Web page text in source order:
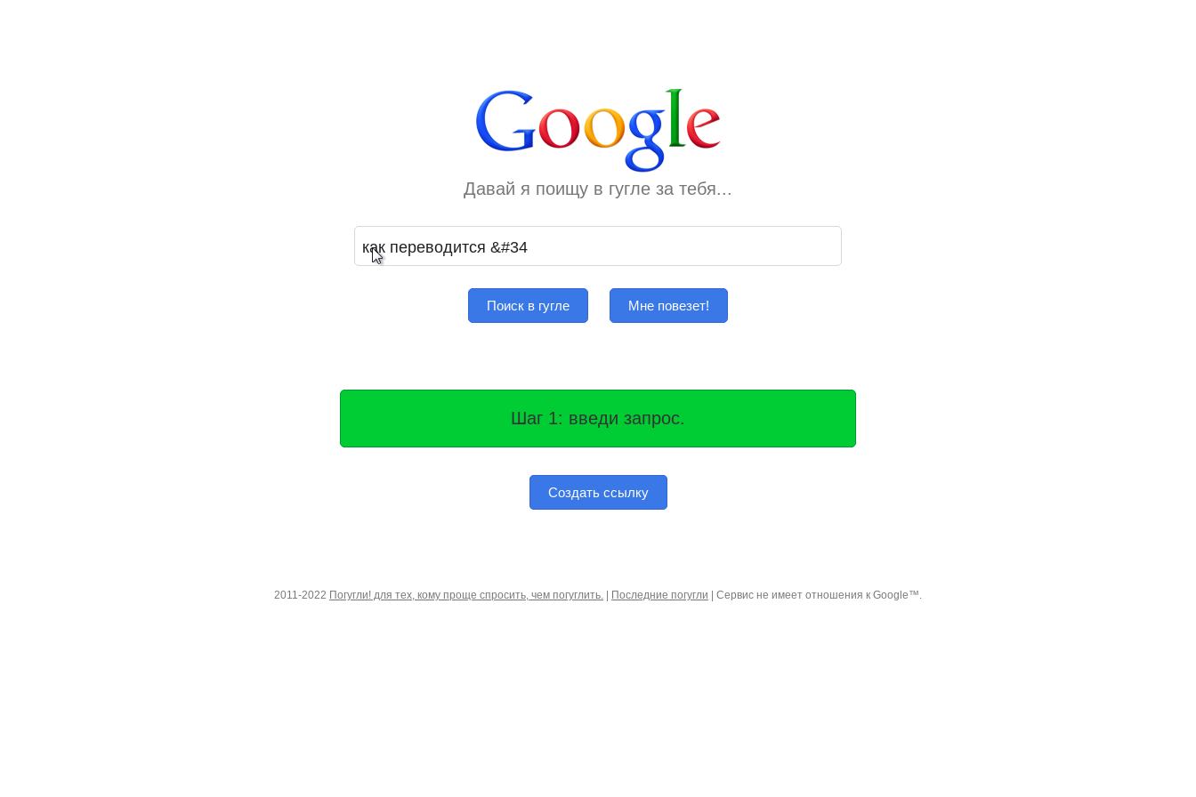
Давай я поищу в гугле за тебя...
Поиск в гугле Мне повезет!
Шаг 1: введи запрос.
Создать ссылку
2011-2022 Погугли! для тех, кому проще спросить, чем погуглить. Последние погугли | Сервис не имеет отношения к Google™.